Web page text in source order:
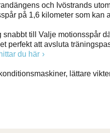
och Ivöstrands
på 1,6 kilometer som kan
till Valje motionsspår
perfekt att avsluta
du här
lättare